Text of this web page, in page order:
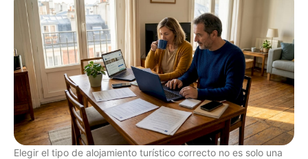
Elegir el tipo de alojamiento turístico correcto no es solo una